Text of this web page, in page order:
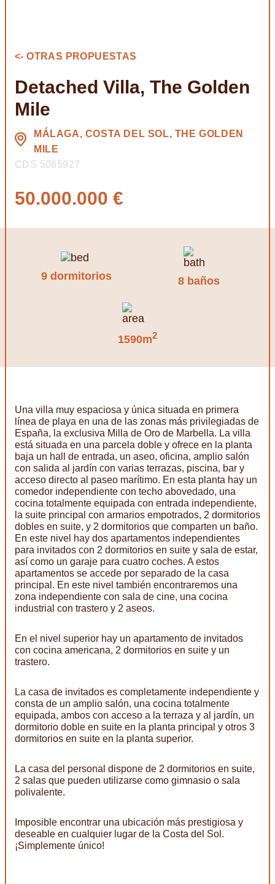
<- OTRAS PROPUESTAS
Detached Villa, The Golden
Mile
MÁLAGA, COSTA DEL SOL, THE GOLDEN
MILE
CDS 5065927
50.000.000 €
9 dormitorios 8 baños
1590m2
Una villa muy espaciosa y única situada en primera
línea de playa en una de las zonas más privilegiadas de
España, la exclusiva Milla de Oro de Marbella. La villa
está situada en una parcela doble y ofrece en la planta
baja un hall de entrada, un aseo, oficina, amplio salón
con salida al jardín con varias terrazas, piscina, bar y
acceso directo al paseo marítimo. En esta planta hay un
comedor independiente con techo abovedado, una
cocina totalmente equipada con entrada independiente,
la suite principal con armarios empotrados, 2 dormitorios
dobles en suite, y 2 dormitorios que comparten un baño.
En este nivel hay dos apartamentos independientes
para invitados con 2 dormitorios en suite y sala de estar,
así como un garaje para cuatro coches. A estos
apartamentos se accede por separado de la casa
principal. En este nivel también encontraremos una
zona independiente con sala de cine, una cocina
industrial con trastero y 2 aseos.
En el nivel superior hay un apartamento de invitados
con cocina americana, 2 dormitorios en suite y un
trastero.
La casa de invitados es completamente independiente y
consta de un amplio salón, una cocina totalmente
equipada, ambos con acceso a la terraza y al jardín, un
dormitorio doble en suite en la planta principal y otros 3
dormitorios en suite en la planta superior.
La casa del personal dispone de 2 dormitorios en suite,
2 salas que pueden utilizarse como gimnasio o sala
polivalente.
Imposible encontrar una ubicación más prestigiosa y
deseable en cualquier lugar de la Costa del Sol.
¡Simplemente único!